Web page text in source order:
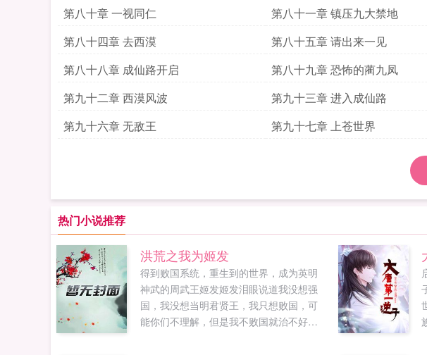
第八十章 一视同仁
第八十一章 镇压九大禁地
第八十四章 去西漠
第八十五章 请出来一见
第八十八章 成仙路开启
第八十九章 恐怖的蔺九凤
第九十二章 西漠风波
第九十三章 进入成仙路
第九十六章 无敌王
第九十七章 上苍世界
热门小说推荐
洪荒之我为姬发
得到败国系统，重生到的世界，成为英明
神武的周武王姬发姬发泪眼说道我没想强
国，我没想当明君贤王，我只想败国，可
能你们不理解，但是我不败国就治不好病